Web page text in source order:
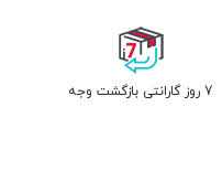
7 روز گارانتی بازگشت وجه